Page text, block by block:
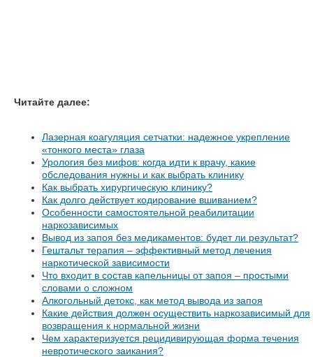
Читайте далее:
Лазерная коагуляция сетчатки: надежное укрепление
«тонкого места» глаза
Урология без мифов: когда идти к врачу, какие
обследования нужны и как выбрать клинику
Как выбрать хирургическую клинику?
Как долго действует кодирование вшиванием?
Особенности самостоятельной реабилитации
наркозависимых
Вывод из запоя без медикаментов: будет ли результат?
Гештальт терапия – эффективный метод лечения
наркотической зависимости
Что входит в состав капельницы от запоя – простыми
словами о сложном
Алкогольный детокс, как метод вывода из запоя
Какие действия должен осуществить наркозависимый для
возвращения к нормальной жизни
Чем характеризуется рецидивирующая форма течения
невротического заикания?